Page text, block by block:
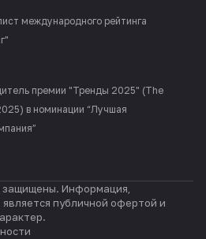
международного рейтинга
премии "Тренды 2025" (The
в номинации “Лучшая
защищены. Информация,
публичной офертой и